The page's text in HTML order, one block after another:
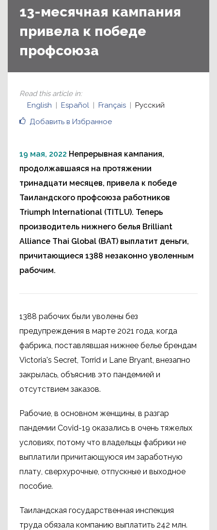
13-месячная кампания
привела к победе
профсоюза
Добавить в Избранное
Read this article in:
English
Español Français Русский
19 мая, 2022 Непрерывная кампания,
продолжавшаяся на протяжении
тринадцати месяцев, привела к победе
Таиландского профсоюза работников
Triumph International (TITLU). Теперь
производитель нижнего белья Brilliant
Alliance Thai Global (BAT) выплатит деньги,
причитающиеся 1388 незаконно уволенным
рабочим.
1388 рабочих были уволены без
предупреждения в марте 2021 года, когда
фабрика, поставлявшая нижнее белье брендам
Victoria's Secret, Torrid и Lane Bryant, внезапно
закрылась, объяснив это пандемией и
отсутствием заказов.
Рабочие, в основном женщины, в разгар
пандемии Covid-19 оказались в очень тяжелых
условиях, потому что владельцы фабрики не
выплатили причитающуюся им заработную
плату, сверхурочные, отпускные и выходное
пособие.
Таиландская государственная инспекция
труда обязала компанию выплатить 242 млн.